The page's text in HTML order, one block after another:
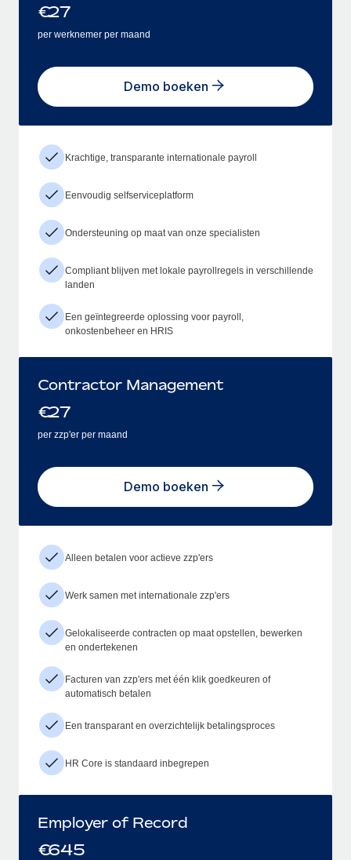
€27
per werknemer per maand
Demo boeken
Krachtige, transparante internationale payroll
Eenvoudig selfserviceplatform
Ondersteuning op maat van onze specialisten
Compliant blijven met lokale payrollregels in verschillende
landen
Een geïntegreerde oplossing voor payroll,
onkostenbeheer en HRIS
Contractor Management
€27
per zzp'er per maand
Demo boeken
Alleen betalen voor actieve zzp'ers
Werk samen met internationale zzp'ers
Gelokaliseerde contracten op maat opstellen, bewerken
en ondertekenen
Facturen van zzp'ers met één klik goedkeuren of
automatisch betalen
Een transparant en overzichtelijk betalingsproces
HR Core is standaard inbegrepen
Employer of Record
€645